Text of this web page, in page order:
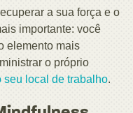
a sua força e o
importante: você
elemento mais
o próprio
seu local de trabalho.